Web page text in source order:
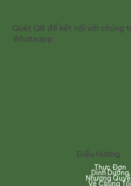
Điều Hướng
Thực Đơn
Dinh Dưỡng
Nhượng
Về Chúng
Quét QR để kết nối với chúng
Whatsapp